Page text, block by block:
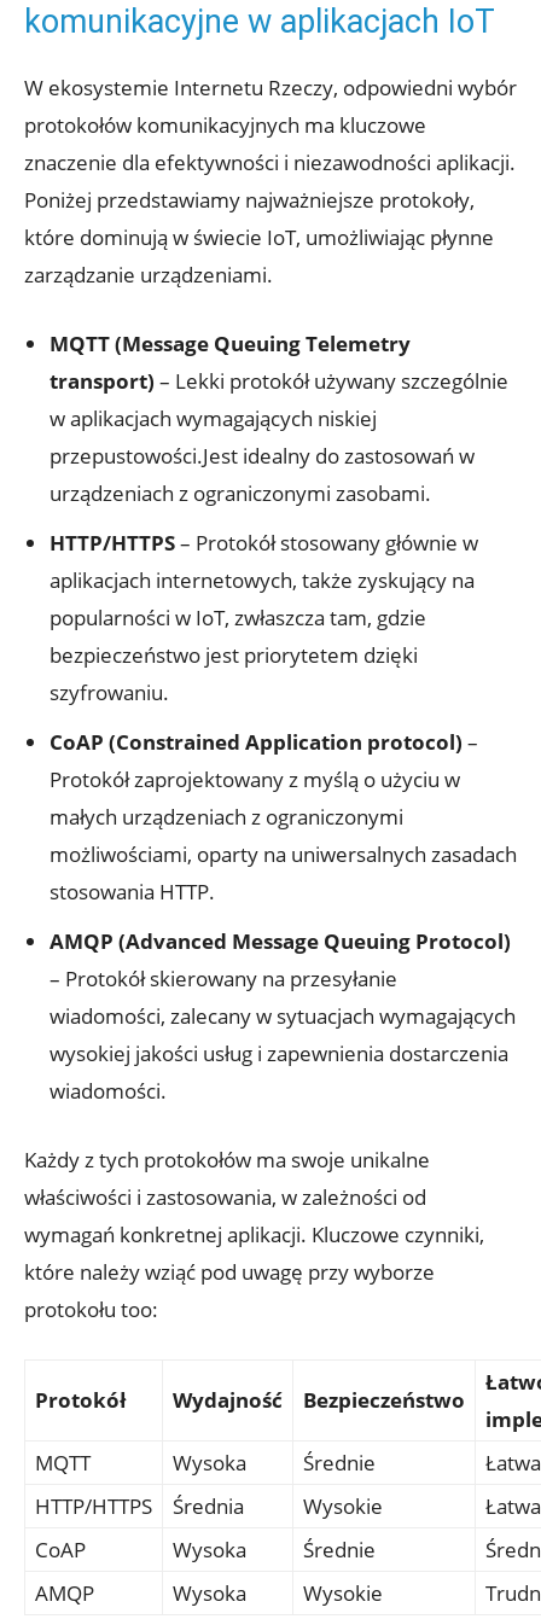
komunikacyjne w aplikacjach IoT
W ekosystemie Internetu Rzeczy, odpowiedni wybór
protokołów komunikacyjnych ma kluczowe
znaczenie dla efektywności i niezawodności aplikacji.
Poniżej przedstawiamy najważniejsze protokoły,
które dominują w świecie IoT, umożliwiając płynne
zarządzanie urządzeniami.
MQTT (Message Queuing Telemetry
transport) – Lekki protokół używany szczególnie
w aplikacjach wymagających niskiej
przepustowości.Jest idealny do zastosowań w
urządzeniach z ograniczonymi zasobami.
HTTP/HTTPS– Protokół stosowany głównie w
aplikacjach internetowych, także zyskujący na
popularności w IoT, zwłaszcza tam, gdzie
bezpieczeństwo jest priorytetem dzięki
szyfrowaniu.
CoAP (Constrained Application protocol) –
Protokół zaprojektowany z myślą o użyciu w
małych urządzeniach z ograniczonymi
możliwościami, oparty na uniwersalnych zasadach
stosowania HTTP.
AMQP (Advanced Message Queuing Protocol)
– Protokół skierowany na przesyłanie
wiadomości, zalecany w sytuacjach wymagających
wysokiej jakości usług i zapewnienia dostarczenia
wiadomości.
Każdy z tych protokołów ma swoje unikalne
właściwości i zastosowania, w zależności od
wymagań konkretnej aplikacji. Kluczowe czynniki,
które należy wziąć pod uwagę przy wyborze
protokołu too:
Protokół Wydajność Bezpieczeństwo
MQTT
Wysoka Średnie
Łatwa
HTTP/HTTPS
Średnia Wysokie
Łatwa
CoAP
Wysoka Średnie
AMQP
Wysoka Wysokie